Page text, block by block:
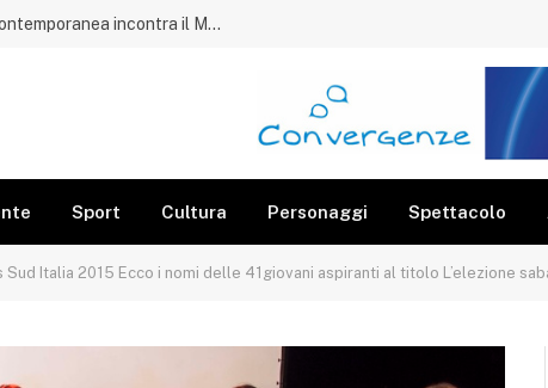
Acciaroli, il porto diventa museo: l’arte contemporanea incontra il Mediterraneo
Sport Cultura Personaggi Spettacolo
Sud Italia 2015 Ecco i nomi delle 41giovani aspiranti al titolo L’elezione